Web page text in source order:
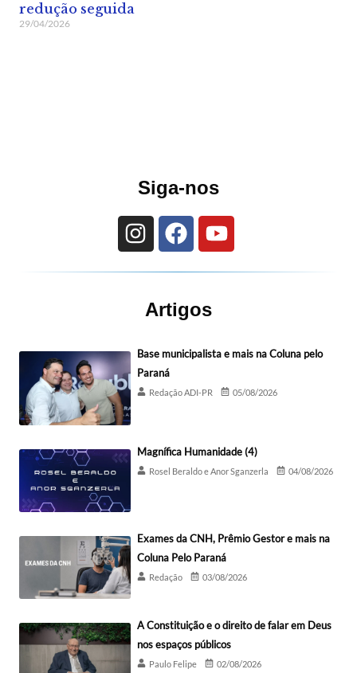
redução seguida
29/04/2026
Siga-nos
Artigos
Base municipalista e mais na Coluna pelo
Paraná
Redação ADI-PR 05/08/2026
Magnífica Humanidade (4)
Rosel Beraldo e Anor Sganzerla 04/08/2026
Exames da CNH, Prêmio Gestor e mais na
Coluna Pelo Paraná
Redação 03/08/2026
A Constituição e o direito de falar em Deus
nos espaços públicos
Paulo Felipe 02/08/2026